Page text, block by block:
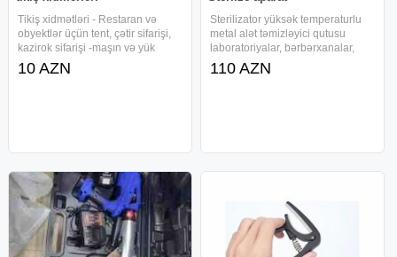
Tikiş xidmətləri - Restaran və
obyektlər üçün tent, çətir sifarişi,
kazirok sifarişi -maşın və yük
avtomobilləri üçün tentlərin
hazırlanması -səhnə üçün
10 AZN
Sterilizator yüksək temperaturlu
metal alət təmizləyici qutusu
laboratoriyalar, bərbərxanalar,
gözəllik salonları və ev üçün vacib
təmizlik avadanlığıdır. Dırnaq
110 AZN